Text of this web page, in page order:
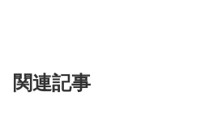
関連記事